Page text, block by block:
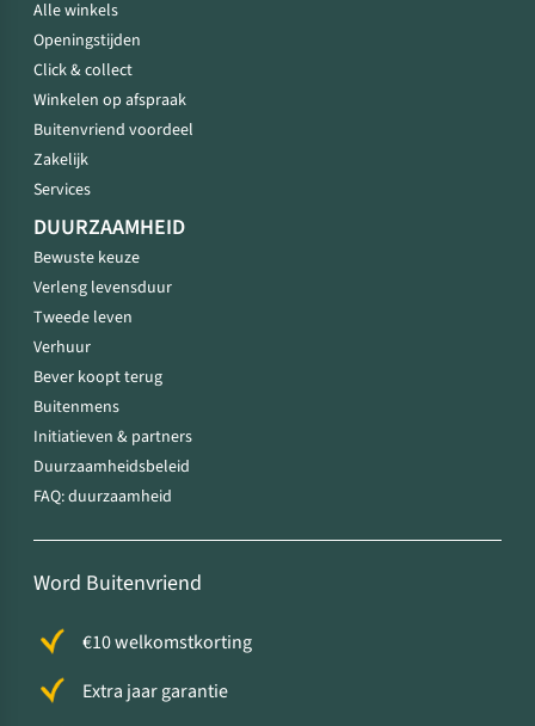
Alle winkels
Openingstijden
Click & collect
Winkelen op afspraak
Buitenvriend voordeel
Zakelijk
Services
DUURZAAMHEID
Bewuste keuze
Verleng levensduur
Tweede leven
Verhuur
Bever koopt terug
Buitenmens
Initiatieven & partners
Duurzaamheidsbeleid
FAQ: duurzaamheid
Word Buitenvriend
€10 welkomstkorting
Extra jaar garantie